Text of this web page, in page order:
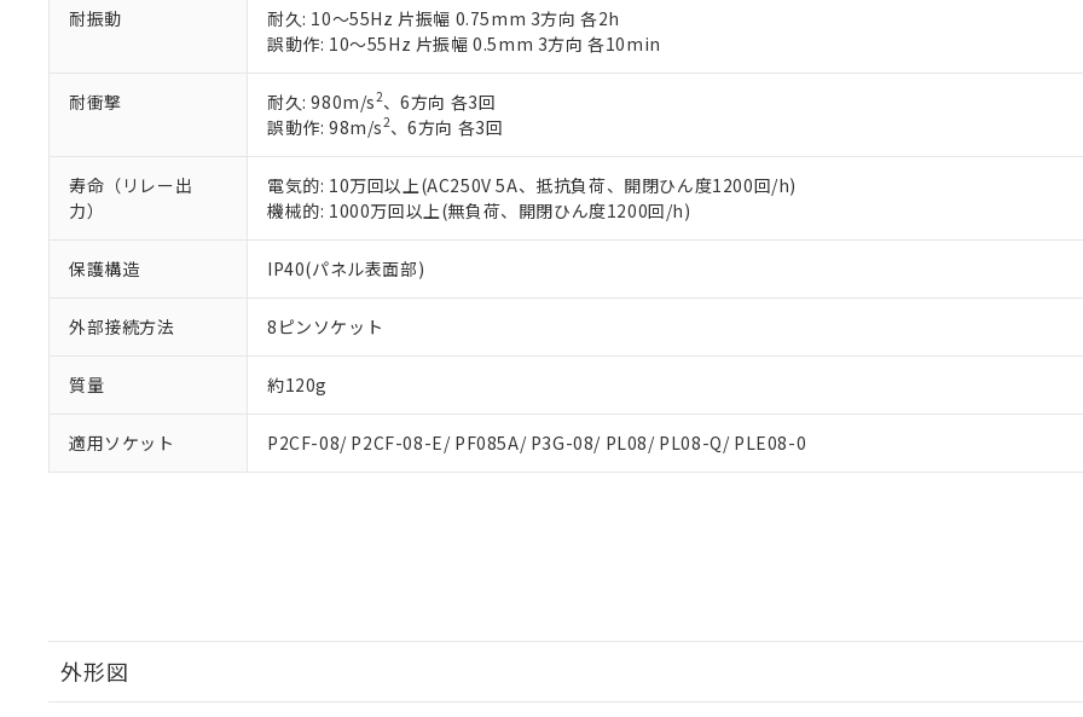
耐振動
耐久: 10～55Hz 片振幅 0.75mm 3方向 各2h
誤動作: 10～55Hz 片振幅 0.5mm 3方向 各10min
耐衝撃 耐久: 980m/s2、6方向 各3回
誤動作: 98m/s2、6方向 各3回
寿命（リレー出
力）
電気的: 10万回以上(AC250V 5A、抵抗負荷、開閉ひん度1200回/h)
機械的: 1000万回以上(無負荷、開閉ひん度1200回/h)
保護構造 IP40(パネル表面部)
外部接続方法 8ピンソケット
質量 約120g
適用ソケット P2CF-08/ P2CF-08-E/ PF085A/ P3G-08/ PL08/ PL08-Q/ PLE08-0
外形図
※本証明書は発行日時点で非含有を証明するもので、過去に遡って非含有を証明するも
また、RoHS指令のフタル酸エステル類４物質の対応では、対応完了までの期間は出
混在することから備考欄に対応日を記載しておりました。
既に当社にて対応品への在庫切替を完了していることから、特段のことがない限り、
り割愛しております。